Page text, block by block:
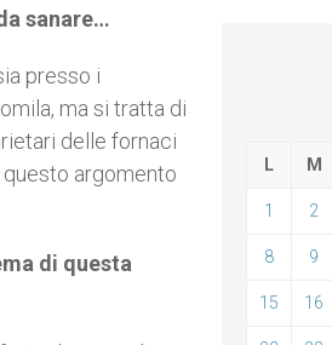
sanare…
presso i
ma si tratta di
delle fornaci
argomento
di questa
L M
1 2
8 9
15 16